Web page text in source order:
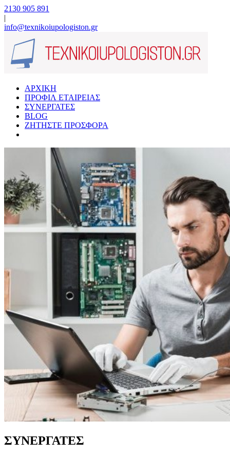
2130 905 891
|
info@texnikoiupologiston.gr
ΑΡΧΙΚΗ
ΠΡΟΦΙΛ ΕΤΑΙΡΕΙΑΣ
ΣΥΝΕΡΓΑΤΕΣ
BLOG
ΖΗΤΗΣΤΕ ΠΡΟΣΦΟΡΑ
ΣΥΝΕΡΓΑΤΕΣ